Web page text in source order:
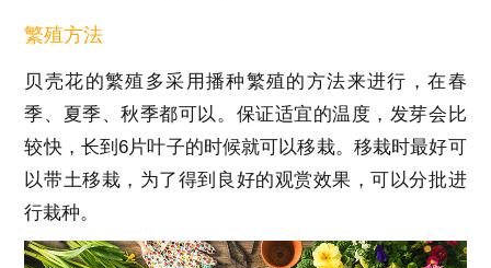
繁殖方法
贝壳花的繁殖多采用播种繁殖的方法来进行，在春
季、夏季、秋季都可以。保证适宜的温度，发芽会比
较快，长到6片叶子的时候就可以移栽。移栽时最好可
以带土移栽，为了得到良好的观赏效果，可以分批进
行栽种。